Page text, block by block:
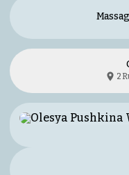
2